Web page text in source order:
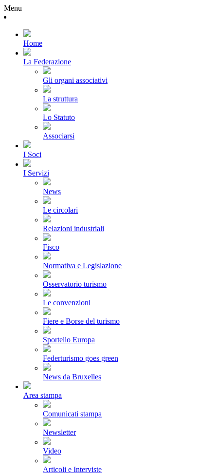
Menu
Home
La Federazione
Gli organi associativi
La struttura
Lo Statuto
Associarsi
I Soci
I Servizi
News
Le circolari
Relazioni industriali
Fisco
Normativa e Legislazione
Osservatorio turismo
Le convenzioni
Fiere e Borse del turismo
Sportello Europa
Federturismo goes green
News da Bruxelles
Area stampa
Comunicati stampa
Newsletter
Video
Articoli e Interviste